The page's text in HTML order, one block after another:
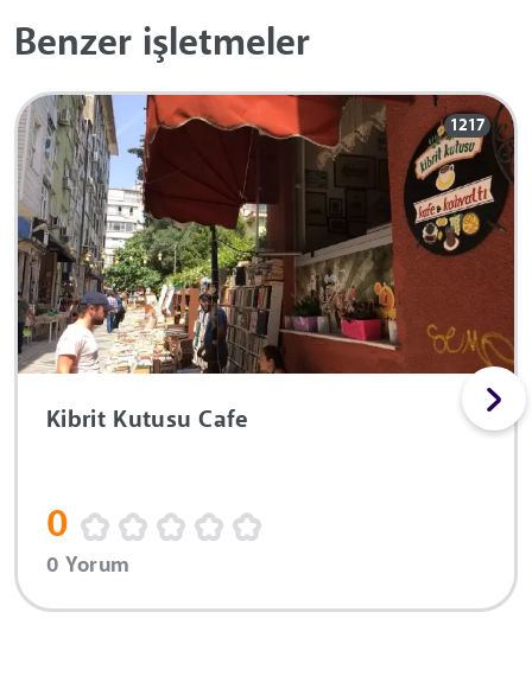
Benzer işletmeler
1217
Kibrit Kutusu Cafe
0
0 Yorum